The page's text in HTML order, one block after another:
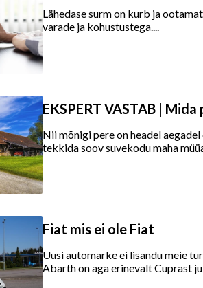
Lähedase surm on kurb ja
varade ja kohustustega....
EKSPERT VASTAB |
Nii mõnigi pere on headel
tekkida soov suvekodu maha
Fiat mis ei ole Fiat
Uusi automarke ei lisandu meie
Abarth on aga erinevalt Cuprast